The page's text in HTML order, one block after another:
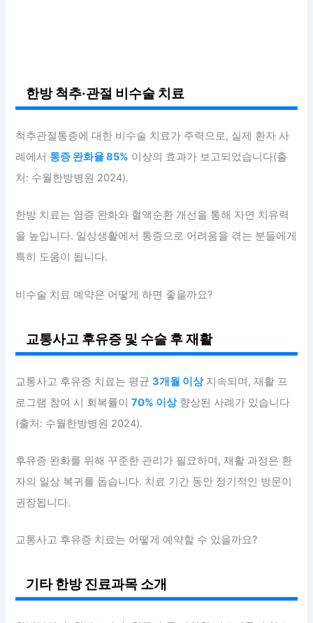
한방 척추·관절 비수술 치료
척추관절통증에 대한 비수술 치료가 주력으로, 실제 환자 사
례에서 통증 완화율 85% 이상의 효과가 보고되었습니다(출
처: 수월한방병원 2024).
한방 치료는 염증 완화와 혈액순환 개선을 통해 자연 치유력
을 높입니다. 일상생활에서 통증으로 어려움을 겪는 분들에게
특히 도움이 됩니다.
비수술 치료 예약은 어떻게 하면 좋을까요?
교통사고 후유증 및 수술 후 재활
교통사고 후유증 치료는 평균3개월 이상지속되며, 재활 프
로그램 참여 시 회복률이70% 이상향상된 사례가 있습니다
(출처: 수월한방병원 2024).
후유증 완화를 위해 꾸준한 관리가 필요하며, 재활 과정은 환
자의 일상 복귀를 돕습니다. 치료 기간 동안 정기적인 방문이
권장됩니다.
교통사고 후유증 치료는 어떻게 예약할 수 있을까요?
기타 한방 진료과목 소개